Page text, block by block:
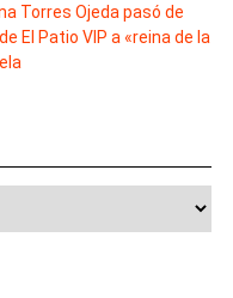
Torres Ojeda pasó de
El Patio VIP a «reina de la